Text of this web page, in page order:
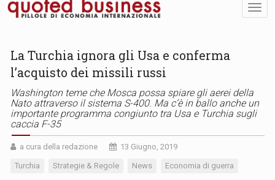
La Turchia ignora gli Usa e conferma
l’acquisto dei missili russi
Washington teme che Mosca possa spiare gli aerei della
Nato attraverso il sistema S-400. Ma c’è in ballo anche un
importante programma congiunto tra Usa e Turchia sugli
caccia F-35
a cura della redazione 13 Giugno, 2019
Turchia Strategie & Regole News Economia di guerra